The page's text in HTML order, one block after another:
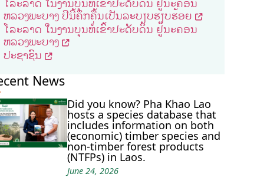
ຫລວງພະບາງ ປີນີ້ຄຶກຄື້ນເປັນລະບຽບຮຽບຮ້ອຍ
ໂລະລາດ ໃນງານບຸນຫໍ່ເຂົ້າປະດັບດິນ ຢູ່ນະຄອນ
ຫລວງພະບາງ
ປະຊາຊົນ
News
Did you know? Pha Khao Lao
hosts a species database that
includes information on both
(economic) timber species and
non-timber forest products
(NTFPs) in Laos.
June 24, 2026